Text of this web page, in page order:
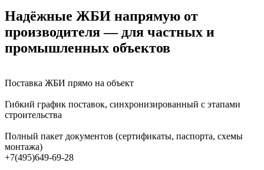
Надёжные ЖБИ напрямую от
производителя — для частных и
промышленных объектов
Поставка ЖБИ прямо на объект
Гибкий график поставок, синхронизированный с этапами
строительства
Полный пакет документов (сертификаты, паспорта, схемы
монтажа)
+7(495)649-69-28